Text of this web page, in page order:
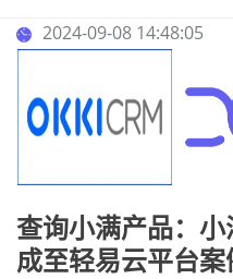
2024-09-08 14:48:05
查询小满产品：
成至轻易云平台案